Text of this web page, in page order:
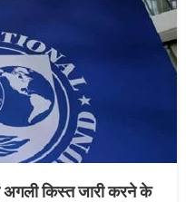
अगली किस्त जारी करने के